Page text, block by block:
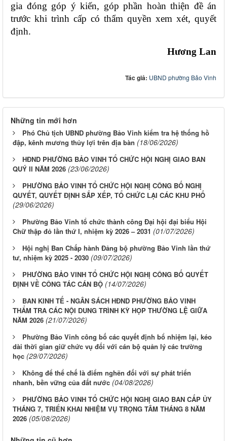
gia đóng góp ý kiến, góp phần hoàn thiện đề án
trước khi trình cấp có thẩm quyền xem xét, quyết
định.
Hương Lan
Tác giả: UBND phường Bảo Vinh
Những tin mới hơn
Phó Chủ tịch UBND phường Bảo Vinh kiểm tra hệ thống hồ
đập, kênh mương thủy lợi trên địa bàn (18/06/2026)
HĐND PHƯỜNG BẢO VINH TỔ CHỨC HỘI NGHỊ GIAO BAN
QUÝ II NĂM 2026 (23/06/2026)
PHƯỜNG BẢO VINH TỔ CHỨC HỘI NGHỊ CÔNG BỐ NGHỊ
QUYẾT, QUYẾT ĐỊNH SẮP XẾP, TỔ CHỨC LẠI CÁC KHU PHỐ
(29/06/2026)
Phường Bảo Vinh tổ chức thành công Đại hội đại biểu Hội
Chữ thập đỏ lần thứ I, nhiệm kỳ 2026 – 2031 (01/07/2026)
Hội nghị Ban Chấp hành Đảng bộ phường Bảo Vinh lần thứ
tư, nhiệm kỳ 2025 - 2030 (09/07/2026)
PHƯỜNG BẢO VINH TỔ CHỨC HỘI NGHỊ CÔNG BỐ QUYẾT
ĐỊNH VỀ CÔNG TÁC CÁN BỘ (14/07/2026)
BAN KINH TẾ - NGÂN SÁCH HĐND PHƯỜNG BẢO VINH
THẨM TRA CÁC NỘI DUNG TRÌNH KỲ HỌP THƯỜNG LỆ GIỮA
NĂM 2026 (21/07/2026)
Phường Bảo Vinh công bố các quyết định bổ nhiệm lại, kéo
dài thời gian giữ chức vụ đối với cán bộ quản lý các trường
học (29/07/2026)
Không để thể chế là điểm nghẽn đối với sự phát triển
nhanh, bền vững của đất nước (04/08/2026)
PHƯỜNG BẢO VINH TỔ CHỨC HỘI NGHỊ GIAO BAN CẤP ỦY
THÁNG 7, TRIỂN KHAI NHIỆM VỤ TRỌNG TÂM THÁNG 8 NĂM
2026 (05/08/2026)